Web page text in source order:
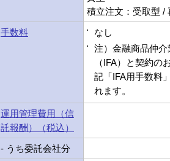
積立注文：受取型 /
手数料
なし
注）金融商品仲介
（IFA）と契約の
記「IFA用手数料
れます。
運用管理費用（信
託報酬）（税込）
- うち委託会社分